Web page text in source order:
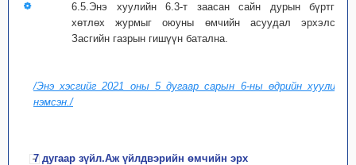
6.5.Энэ хуулийн 6.3-т заасан сайн дурын бүртгэл
хөтлөх журмыг оюуны өмчийн асуудал эрхэлсэн
Засгийн газрын гишүүн батална.
/Энэ хэсгийг 2021 оны 5 дугаар сарын 6-ны өдрийн хуулиар
нэмсэн./
7 дугаар зүйл.Аж үйлдвэрийн өмчийн эрх